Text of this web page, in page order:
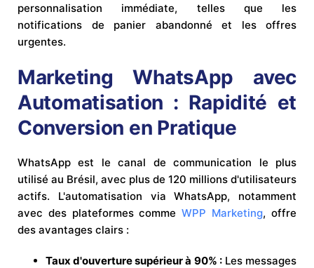
personnalisation immédiate, telles que les
notifications de panier abandonné et les offres
urgentes.
Marketing WhatsApp avec
Automatisation : Rapidité et
Conversion en Pratique
WhatsApp est le canal de communication le plus
utilisé au Brésil, avec plus de 120 millions d'utilisateurs
actifs. L'automatisation via WhatsApp, notamment
avec des plateformes commeWPP Marketing, offre
des avantages clairs :
Taux d'ouverture supérieur à 90% :Les messages